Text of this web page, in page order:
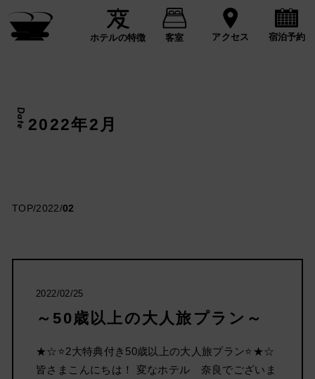
ホテルの特徴 客室 アクセス 宿泊予約
Date 2022年2月
TOP/2022/02
2022/02/25
～50歳以上の大人旅プラン～
★☆⭐2大特典付き50歳以上の大人旅プラン⭐★☆
皆さまこんにちは！ 変なホテル 奈良でございま